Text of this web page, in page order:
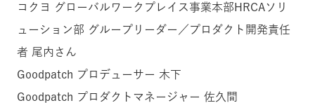
コクヨ グローバルワークプレイス事業本部HRCAソリ
ューション部 グループリーダー／プロダクト開発責任
者 尾内さん
Goodpatch プロデューサー 木下
Goodpatch プロダクトマネージャー 佐久間